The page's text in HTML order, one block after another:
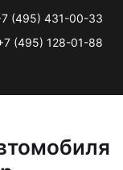
(495) 431-00-33
(495) 128-01-88